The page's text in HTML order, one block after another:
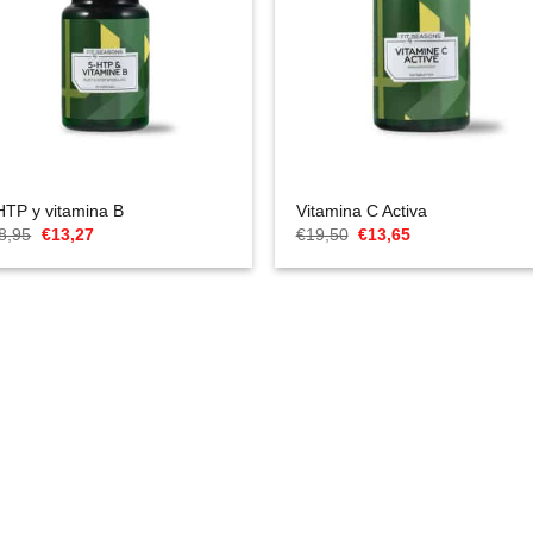
y vitamina B
El
original
€13,27El
actual
Vitamina C Activa
€19,50 El
original
€13,65El
actual